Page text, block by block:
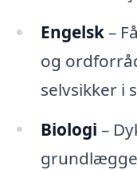
Engelsk–
og
selvsikker i
Biologi –